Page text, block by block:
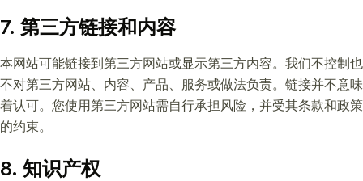
7. 第三方链接和内容
本网站可能链接到第三方网站或显示第三方内容。我们不控制也
不对第三方网站、内容、产品、服务或做法负责。链接并不意味
着认可。您使用第三方网站需自行承担风险，并受其条款和政策
的约束。
8. 知识产权